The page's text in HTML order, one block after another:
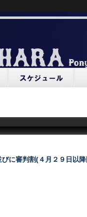
に審判割(４月２９日以